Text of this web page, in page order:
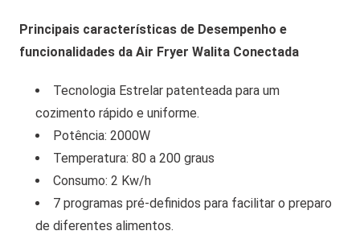
Principais características de Desempenho e
funcionalidades da Air Fryer Walita Conectada
Tecnologia Estrelar patenteada para um
cozimento rápido e uniforme.
Potência: 2000W
Temperatura: 80 a 200 graus
Consumo: 2 Kw/h
7 programas pré-definidos para facilitar o preparo
de diferentes alimentos.